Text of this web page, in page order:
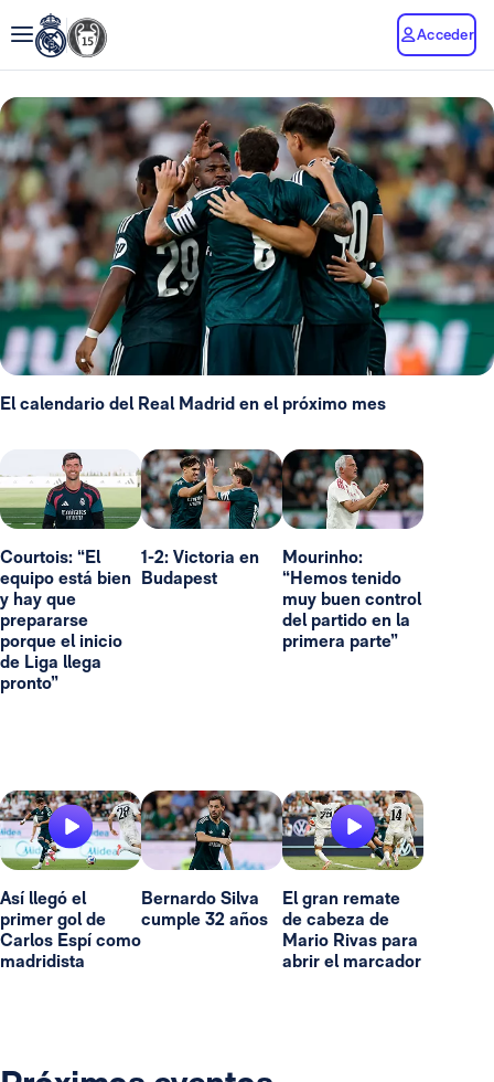
Acceder
El calendario del Real Madrid en el próximo mes
Courtois: “El
equipo está bien
y hay que
prepararse
porque el inicio
de Liga llega
pronto”
1-2: Victoria en
Budapest
Mourinho:
“Hemos tenido
muy buen control
del partido en la
primera parte”
Así llegó el
primer gol de
Carlos Espí como
madridista
Bernardo Silva
cumple 32 años
El gran remate
de cabeza de
Mario Rivas para
abrir el marcador